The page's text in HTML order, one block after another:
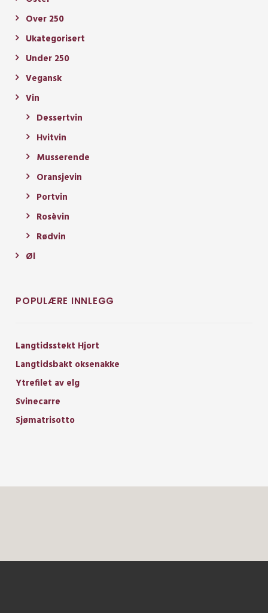
Over 250
Ukategorisert
Under 250
Vegansk
Vin
Dessertvin
Hvitvin
Musserende
Oransjevin
Portvin
Rosèvin
Rødvin
Øl
POPULÆRE INNLEGG
Langtidsstekt Hjort
Langtidsbakt oksenakke
Ytrefilet av elg
Svinecarre
Sjømatrisotto